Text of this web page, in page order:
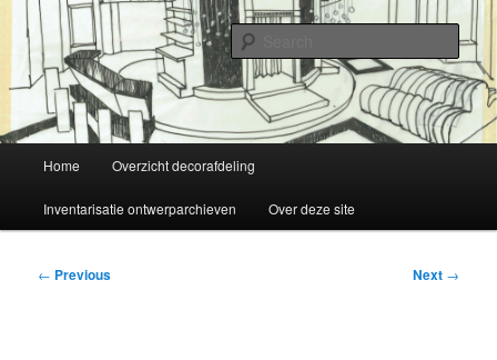
Skip
primary
contentVorm van vermaak
Liselotte Doeswijk
Home Overzicht decorafdeling
Inventarisatie ontwerparchieven Over deze site
Post
← Previous Next →